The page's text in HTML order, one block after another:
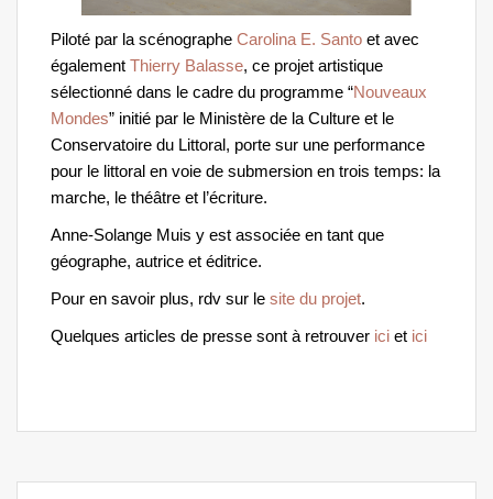
Piloté par la scénographe Carolina E. Santo et avec
également Thierry Balasse, ce projet artistique
sélectionné dans le cadre du programme “Nouveaux
Mondes” initié par le Ministère de la Culture et le
Conservatoire du Littoral, porte sur une performance
pour le littoral en voie de submersion en trois temps: la
marche, le théâtre et l’écriture.
Anne-Solange Muis y est associée en tant que
géographe, autrice et éditrice.
Pour en savoir plus, rdv sur le site du projet.
Quelques articles de presse sont à retrouver ici et ici